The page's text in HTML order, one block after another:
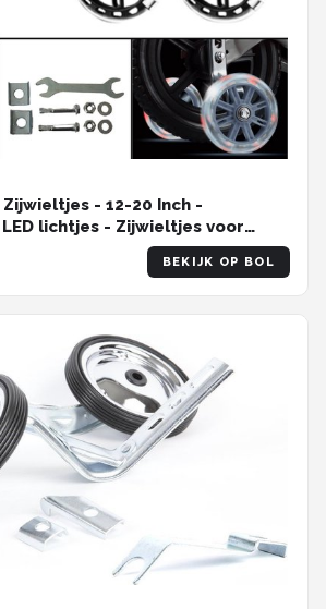
- 12-20 Inch -
lichtjes - Zijwieltjes voor
- 12 inch/14 inch/16 inch/18
- Kinderfietsaccessoires
met Lampjes - Verlichting
BEKIJK OP BOL